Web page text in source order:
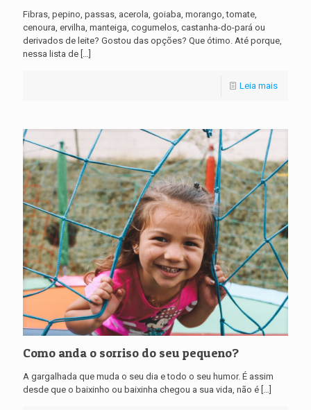
Fibras, pepino, passas, acerola, goiaba, morango, tomate,
cenoura, ervilha, manteiga, cogumelos, castanha-do-pará ou
derivados de leite? Gostou das opções? Que ótimo. Até porque,
nessa lista de
Leia mais
Como anda o sorriso do seu pequeno?
A gargalhada que muda o seu dia e todo o seu humor. É assim
desde que o baixinho ou baixinha chegou a sua vida, não é […]